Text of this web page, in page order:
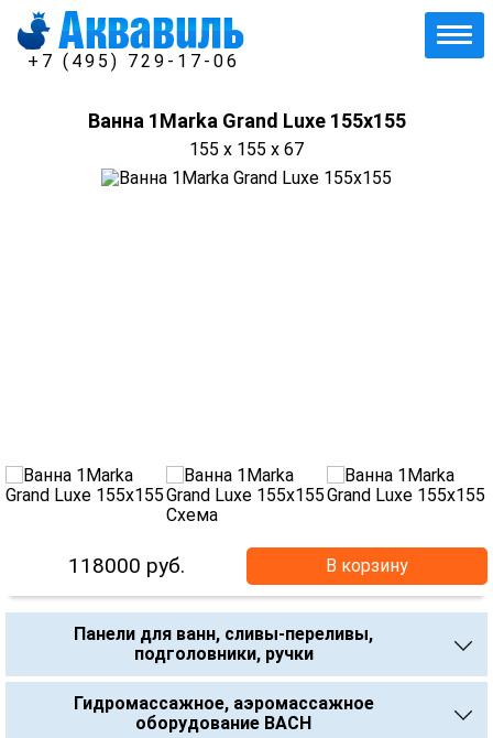
+7 (495) 729-17-06
Ванна 1Marka Grand Luxe 155х155
155 x 155 x 67
118000 руб. В корзину
Панели для ванн, сливы-переливы,
подголовники, ручки
Гидромассажное, аэромассажное
оборудование BACH